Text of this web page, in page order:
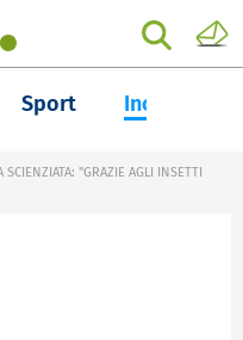
Sport Inchieste
"GRAZIE AGLI INSETTI